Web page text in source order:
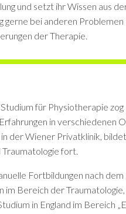
und setzt ihr Wissen aus
bei anderen Problemen
der Therapie.
für Physiotherapie
in verschiedenen
der Wiener Privatklinik,
fort.
Fortbildungen nach
im Bereich der
in England im Bereich